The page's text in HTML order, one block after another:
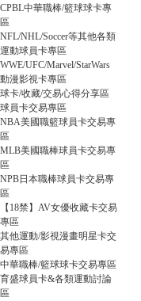
員
卡
CPBL中華職棒/籃球球卡專
區
NFL/NHL/Soccer等其他各類
運動球員卡專區
WWE/UFC/Marvel/StarWars
動漫影視卡專區
球卡/收藏/交易心得分享區
球員卡交易專區
NBA美國職籃球員卡交易專
區
MLB美國職棒球員卡交易專
區
NPB日本職棒球員卡交易專
區
【18禁】AV女優收藏卡交易
專區
其他運動/影視漫畫明星卡交
易專區
中華職棒/籃球球卡交易專區
育盛球員卡&各類運動討論
區